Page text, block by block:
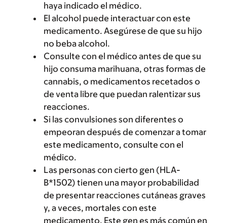
haya indicado el médico.
El alcohol puede interactuar con este
medicamento. Asegúrese de que su hijo
no beba alcohol.
Consulte con el médico antes de que su
hijo consuma marihuana, otras formas de
cannabis, o medicamentos recetados o
de venta libre que puedan ralentizar sus
reacciones.
Si las convulsiones son diferentes o
empeoran después de comenzar a tomar
este medicamento, consulte con el
médico.
Las personas con cierto gen (HLA-
B*1502) tienen una mayor probabilidad
de presentar reacciones cutáneas graves
y, a veces, mortales con este
medicamento. Este gen es más común en